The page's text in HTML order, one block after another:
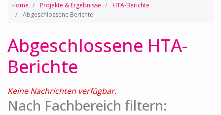
Home Projekte & Ergebnisse
HTA-Berichte
Abgeschlossene Berichte
Abgeschlossene HTA-
Berichte
Keine Nachrichten verfügbar.
Nach Fachbereich filtern: